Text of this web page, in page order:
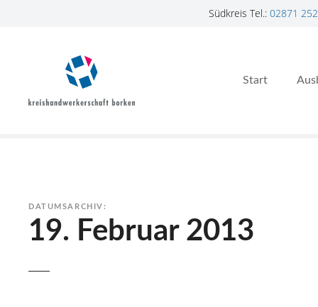
Südkreis Tel.: 02871
Start
DATUMSARCHIV:
19. Februar 2013